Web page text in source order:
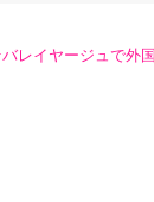
レイヤージュで外